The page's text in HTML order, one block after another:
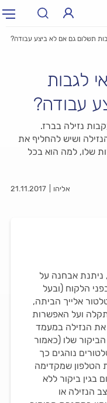
תשלום גם אם לא ביצע עבודה?
לגבות
עבודה?
נזילה בברז.
ושיש להחליף את
שלו, למה הוא בכל
אליהו 21.11.2017
ניתנת אבחנה על
הלקוח (ובעל
אלייך הביתה,
ועל האפשרות
הנזילה במעמד
שלו (כאמור
נוהגים כך
הטלפון שמקדימה
בגין ביקור ללא
הנזילה או